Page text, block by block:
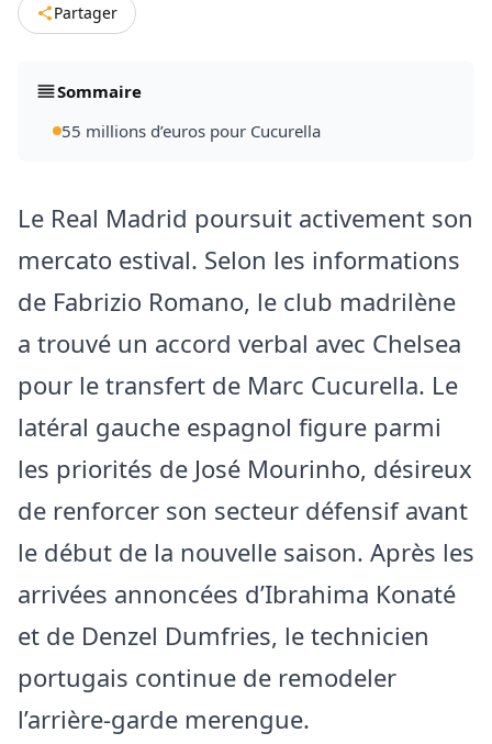
Partager
Sommaire
55 millions d’euros pour Cucurella
Le Real Madrid poursuit activement son
mercato estival. Selon les informations
de Fabrizio Romano, le club madrilène
a trouvé un accord verbal avec Chelsea
pour le transfert de Marc Cucurella. Le
latéral gauche espagnol figure parmi
les priorités de José Mourinho, désireux
de renforcer son secteur défensif avant
le début de la nouvelle saison. Après les
arrivées annoncées d’Ibrahima Konaté
et de Denzel Dumfries, le technicien
portugais continue de remodeler
l’arrière-garde merengue.